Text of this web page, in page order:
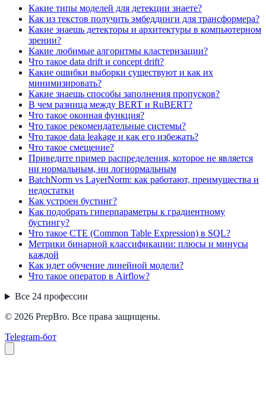
Какие типы моделей для детекции знаете?
Как из текстов получить эмбеддинги для трансформера?
Какие знаешь детекторы и архитектуры в компьютерном
зрении?
Какие любимые алгоритмы кластеризации?
Что такое data drift и concept drift?
Какие ошибки выборки существуют и как их
минимизировать?
Какие знаешь способы заполнения пропусков?
В чем разница между BERT и RuBERT?
Что такое оконная функция?
Что такое рекомендательные системы?
Что такое data leakage и как его избежать?
Что такое смещение?
Приведите пример распределения, которое не является
ни нормальным, ни логнормальным
BatchNorm vs LayerNorm: как работают, преимущества и
недостатки
Как устроен бустинг?
Как подобрать гиперпараметры к градиентному
бустингу?
Что такое CTE (Common Table Expression) в SQL?
Метрики бинарной классификации: плюсы и минусы
каждой
Как идет обучение линейной модели?
Что такое оператор в Airflow?
Все 24 профессии
© 2026 PrepBro. Все права защищены.
Telegram-бот